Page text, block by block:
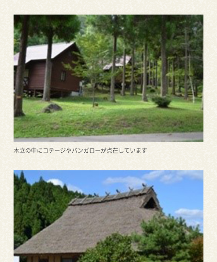
木立の中にコテージやバンガローが点在しています